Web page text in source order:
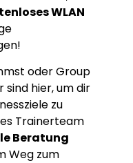
WLAN
oder Group
sind hier, um dir
zu
Trainerteam
Beratung
Weg zum